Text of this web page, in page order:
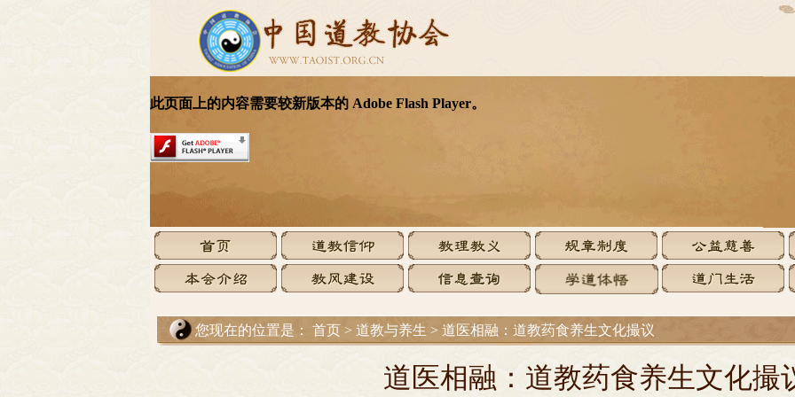
您现在的位置是： 首页 > 道教与养生 > 道医相融：道教药食养生文化撮议
道医相融：道教药食养生文化撮